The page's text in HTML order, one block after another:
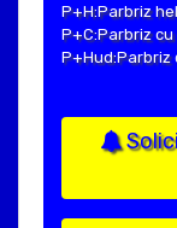
P+H:Parbriz
P+C:Parbriz
P+Hud:Parbriz